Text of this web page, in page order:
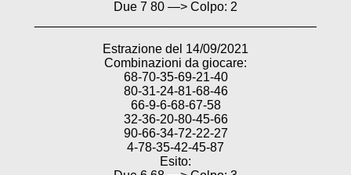
Due 7 80 —> Colpo: 2
Estrazione del 14/09/2021
Combinazioni da giocare:
68-70-35-69-21-40
80-31-24-81-68-46
66-9-6-68-67-58
32-36-20-80-45-66
90-66-34-72-22-27
4-78-35-42-45-87
Esito: